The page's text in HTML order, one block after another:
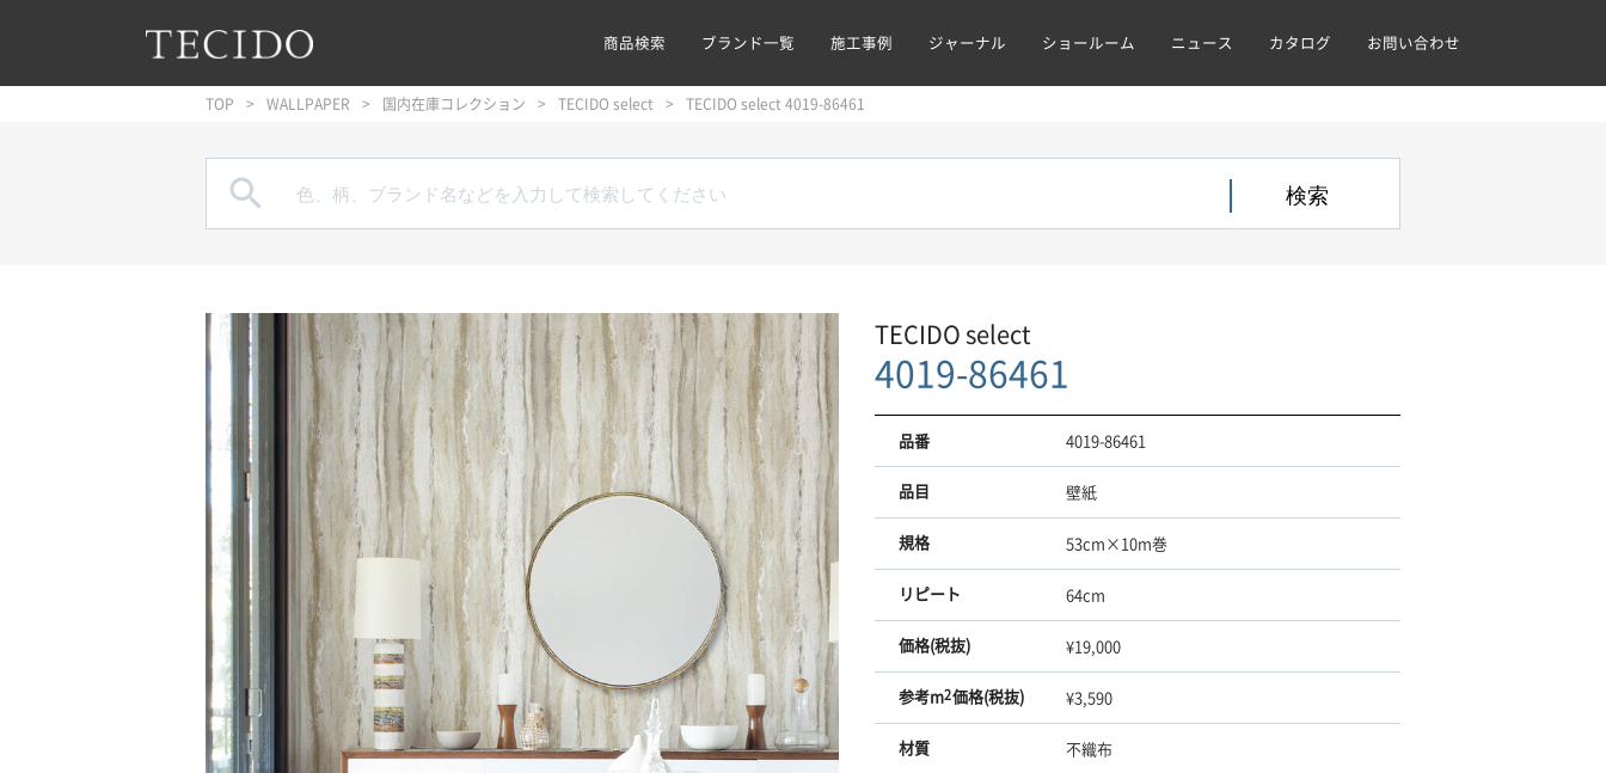
メインナビゲーションへジャンプ
メインコンテンツへジャンプ
フッターへジャンプ 商品検索 ブランド一覧 施工事例 ジャーナル ショールーム ニュース カタログ お問い合わせ
TOP WALLPAPER 国内在庫コレクション TECIDO select TECIDO select 4019-86461

TECIDO select
4019-86461
品番 4019-86461
品目 壁紙
規格 53cm×10m巻
リピート 64cm
価格(税抜) ¥19,000
参考m2価格(税抜) ¥3,590
材質 不織布